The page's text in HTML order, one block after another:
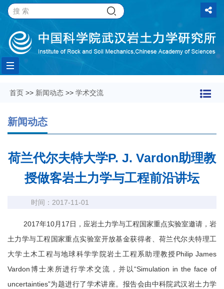
Toggle
navigation
首页 >> 新闻动态 >> 学术交流
新闻动态
荷兰代尔夫特大学P. J. Vardon助理教
授做客岩土力学与工程前沿讲坛
时间：2017-11-01
2017年10月 17日，应岩土力学与工程国家重点实验室邀请，岩
土力学与工程国家重点实验室开放基金获得者、 荷兰代尔夫特理工
大学土木工程与地球科学学院岩土工程系助理教授Philip James
Vardon博士来所进行学术交流，并以“Simulation in the face of
uncertainties”为题进行了学术讲座。报告会由中科院武汉岩土力学